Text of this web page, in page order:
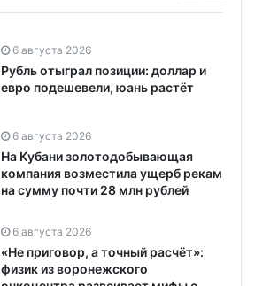
6 августа 2026
Рубль отыграл позиции: доллар и
евро подешевели, юань растёт
6 августа 2026
На Кубани золотодобывающая
компания возместила ущерб рекам
на сумму почти 28 млн рублей
6 августа 2026
«Не приговор, а точный расчёт»:
физик из воронежского